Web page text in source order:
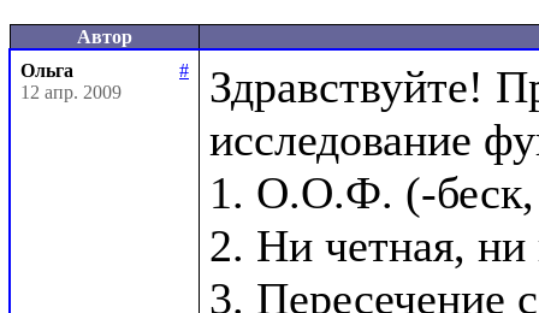
Автор
Ольга
#
12 апр. 2009
Здравствуйте!
исследование
1. О.О.Ф. (-
2. Ни четная, ни
3. Пересечение